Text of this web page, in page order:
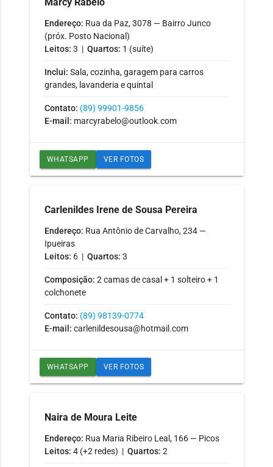
Marcy Rabelo
Endereço: Rua da Paz, 3078 — Bairro Junco
(próx. Posto Nacional)
Leitos: 3 | Quartos: 1 (suíte)
Inclui: Sala, cozinha, garagem para carros
grandes, lavanderia e quintal
Contato: (89) 99901-9856
E-mail: marcyrabelo@outlook.com
WHATSAPP VER FOTOS
Carlenildes Irene de Sousa Pereira
Endereço: Rua Antônio de Carvalho, 234 —
Ipueiras
Leitos: 6 | Quartos: 3
Composição: 2 camas de casal + 1 solteiro + 1
colchonete
Contato: (89) 98139-0774
E-mail: carlenildesousa@hotmail.com
WHATSAPP VER FOTOS
Naira de Moura Leite
Endereço: Rua Maria Ribeiro Leal, 166 — Picos
Leitos: 4 (+2 redes) | Quartos: 2